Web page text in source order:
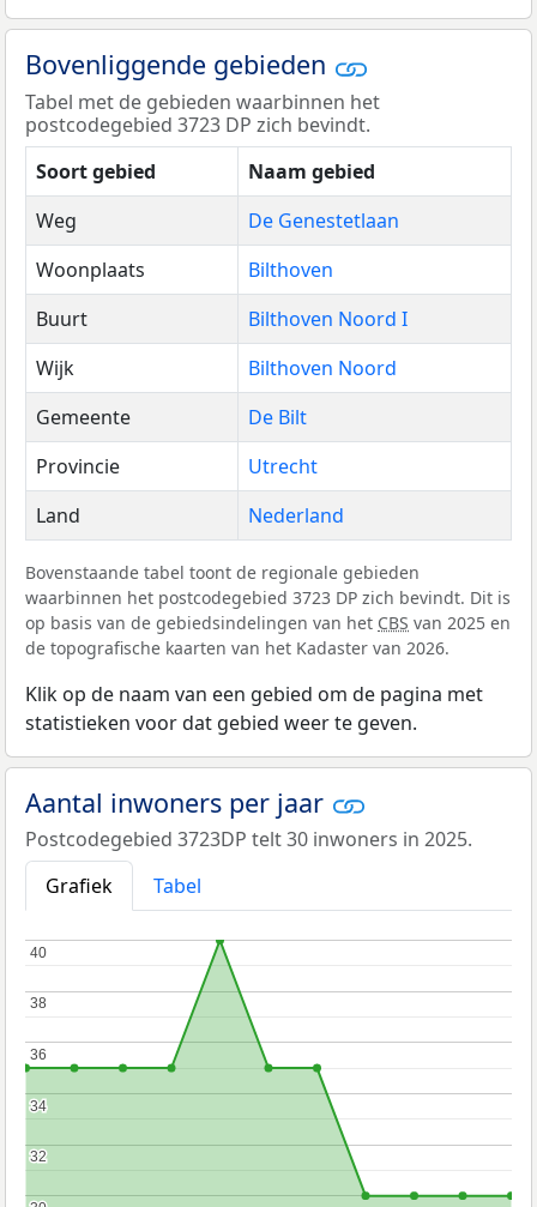
Bovenliggende gebieden
Tabel met de gebieden waarbinnen het
postcodegebied 3723 DP zich bevindt.
Soort gebied
Naam gebied
Weg
De Genestetlaan
Woonplaats
Bilthoven
Buurt
Bilthoven Noord I
Wijk
Bilthoven Noord
Gemeente
De Bilt
Provincie
Utrecht
Land
Nederland
Bovenstaande tabel toont de regionale gebieden
waarbinnen het postcodegebied 3723 DP zich bevindt. Dit is
op basis van de gebiedsindelingen van het CBS van 2025 en
de topografische kaarten van het Kadaster van 2026.
Klik op de naam van een gebied om de pagina met
statistieken voor dat gebied weer te geven.
Aantal inwoners per jaar
Postcodegebied 3723DP telt 30 inwoners in 2025.
Grafiek
Tabel
32
32
34
34
36
36
38
38
40
40